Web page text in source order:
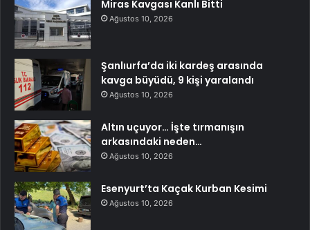
Miras Kavgası Kanlı Bitti
Ağustos 10, 2026
Şanlıurfa’da iki kardeş arasında
kavga büyüdü, 9 kişi yaralandı
Ağustos 10, 2026
Altın uçuyor… İşte tırmanışın
arkasındaki neden…
Ağustos 10, 2026
Esenyurt’ta Kaçak Kurban Kesimi
Ağustos 10, 2026